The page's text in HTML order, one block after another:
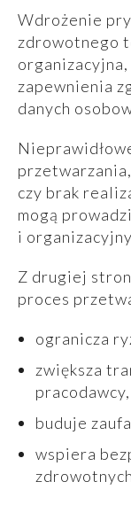
Wdrożenie
zdrowotnego
zapewnienia
danych
czy brak
mogą
i
Z drugiej
proces
ogranicza
zwiększa
pracodawcy,
buduje
wspiera